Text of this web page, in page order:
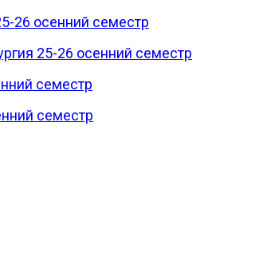
26 осенний семестр
25-26 осенний семестр
семестр
семестр